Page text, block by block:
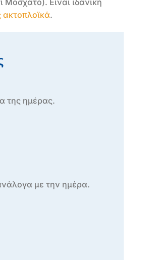
Είναι ιδανική
.
της ημέρας.
με την ημέρα.